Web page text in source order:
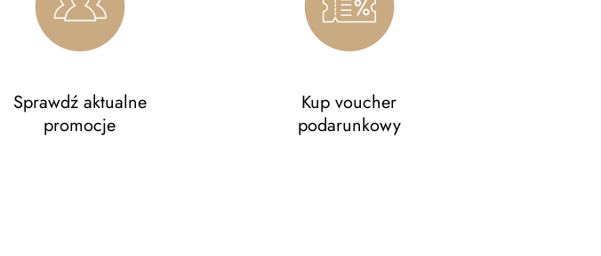
Sprawdź aktualne
promocje
Kup voucher
podarunkowy